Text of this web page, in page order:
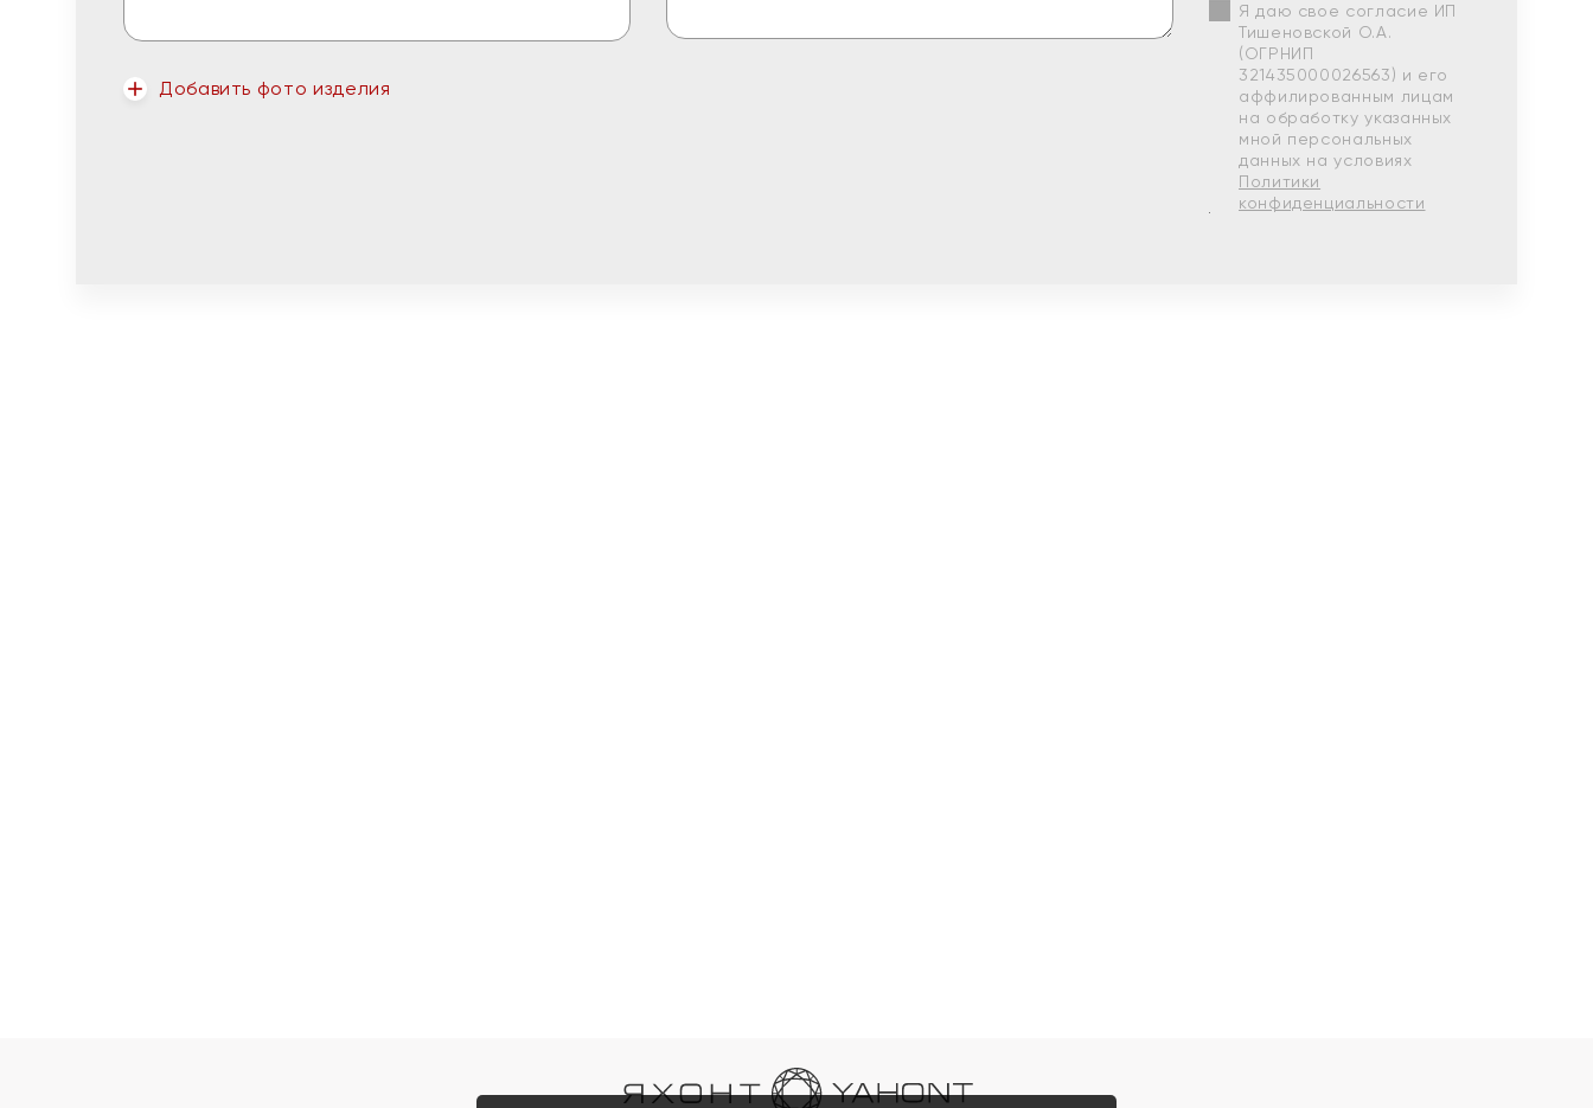
Добавить фото изделия
Я даю свое согласие ИП
Тишеновской О.А.
(ОГРНИП
321435000026563) и его
аффилированным лицам
на обработку указанных
мной персональных
данных на условиях
Политики
конфиденциальности